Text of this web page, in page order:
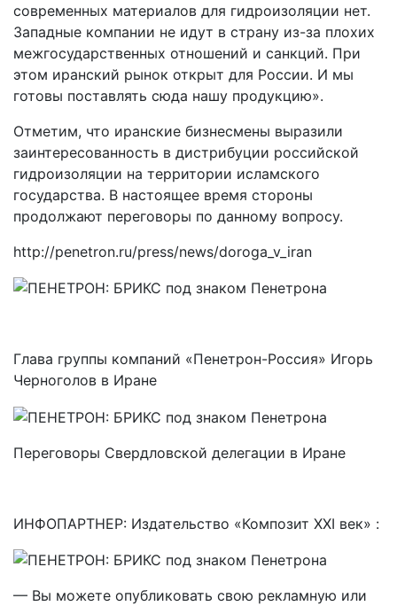
современных материалов для гидроизоляции нет.
Западные компании не идут в страну из-за плохих
межгосударственных отношений и санкций. При
этом иранский рынок открыт для России. И мы
готовы поставлять сюда нашу продукцию».
Отметим, что иранские бизнесмены выразили
заинтересованность в дистрибуции российской
гидроизоляции на территории исламского
государства. В настоящее время стороны
продолжают переговоры по данному вопросу.
http://penetron.ru/press/news/doroga_v_iran
Глава группы компаний «Пенетрон-Россия» Игорь
Черноголов в Иране
Переговоры Свердловской делегации в Иране
ИНФОПАРТНЕР: Издательство «Композит XXI век» :
— Вы можете опубликовать свою рекламную или